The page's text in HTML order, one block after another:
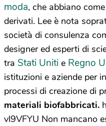
moda, che abbiano
derivati. Lee è nota
società di consulenza
designer ed esperti di
tra Stati Uniti e Regno
istituzioni e aziende per
processi di creazione di
materiali biofabbricati.
vl9VFYU Non mancano